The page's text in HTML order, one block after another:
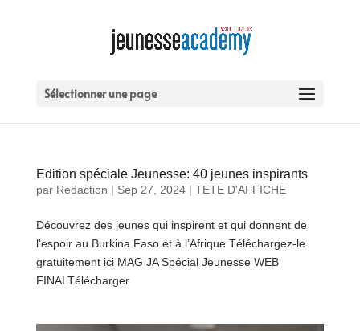
Sélectionner une page
Edition spéciale Jeunesse: 40 jeunes inspirants
par Redaction | Sep 27, 2024| TETE D'AFFICHE
Découvrez des jeunes qui inspirent et qui donnent de
l’espoir au Burkina Faso et à l’Afrique Téléchargez-le
gratuitement ici MAG JA Spécial Jeunesse WEB
FINALTélécharger